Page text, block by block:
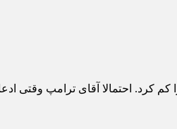
کم کرد. احتمالا آقای ترامپ وقتی